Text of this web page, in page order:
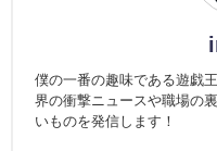
僕の一番の趣味である遊戯
界の衝撃ニュースや職場の
いものを発信します！